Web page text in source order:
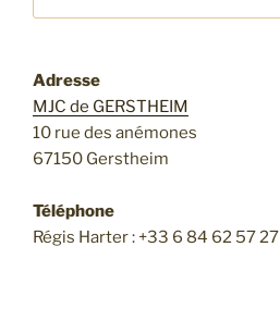
Adresse
MJC de GERSTHEIM
10 rue des anémones
67150 Gerstheim
Téléphone
Régis Harter : +33 6 84 62 57 27